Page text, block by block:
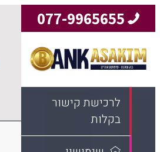
077-9965655
לרכישת קישור
בקלות